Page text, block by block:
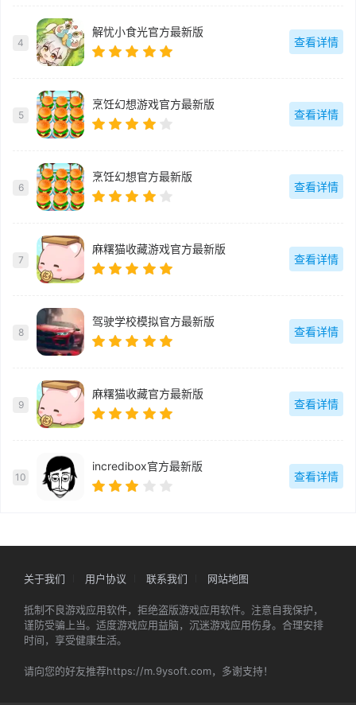
4
解忧小食光官方最新版
查看详情
5
烹饪幻想游戏官方最新版
查看详情
6
烹饪幻想官方最新版
查看详情
7
麻糬猫收藏游戏官方最新版
查看详情
8
驾驶学校模拟官方最新版
查看详情
9
麻糬猫收藏官方最新版
查看详情
10
incredibox官方最新版
查看详情
关于我们 用户协议 联系我们 网站地图
抵制不良游戏应用软件，拒绝盗版游戏应用软件。注意自我保护，
谨防受骗上当。适度游戏应用益脑，沉迷游戏应用伤身。合理安排
时间，享受健康生活。
请向您的好友推荐https://m.9ysoft.com，多谢支持！